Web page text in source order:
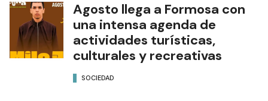
Agosto llega a Formosa con
una intensa agenda de
actividades turísticas,
culturales y recreativas
SOCIEDAD